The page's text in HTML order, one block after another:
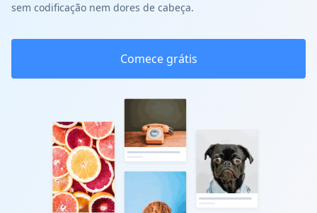
sem codificação nem dores de cabeça.
Comece grátis